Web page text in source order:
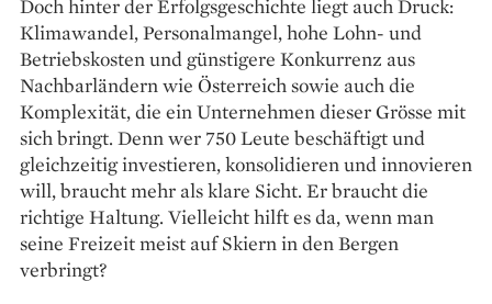
Doch hinter der Erfolgsgeschichte liegt auch Druck:
Klimawandel, Personalmangel, hohe Lohn- und
Betriebskosten und günstigere Konkurrenz aus
Nachbarländern wie Österreich sowie auch die
Komplexität, die ein ­Unternehmen dieser Grösse mit
sich bringt. Denn wer 750 Leute beschäftigt und
gleichzeitig investieren, konsolidieren und innovieren
will, braucht mehr als klare Sicht. Er braucht die
richtige Haltung. Vielleicht hilft es da, wenn man
seine Freizeit meist auf Skiern in den Bergen
verbringt?